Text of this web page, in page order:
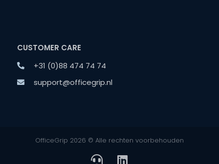
CUSTOMER CARE
+31 (0)88 474 74 74
support@officegrip.nl
OfficeGrip 2026 © Alle rechten voorbehouden